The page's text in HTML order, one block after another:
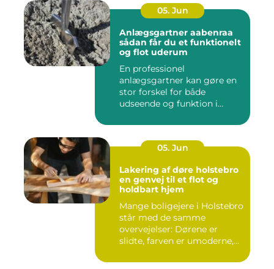
05. Jun
Anlægsgartner aabenraa
sådan får du et funktionelt
og flot uderum
En professionel
anlægsgartner kan gøre en
stor forskel for både
udseende og funktion i
05. Jun
Lakering af døre holstebro
en genvej til et flot og
holdbart hjem
Mange boligejere i Holstebro
står med de samme
overvejelser: Dørene er
slidte, farven er umoderne,